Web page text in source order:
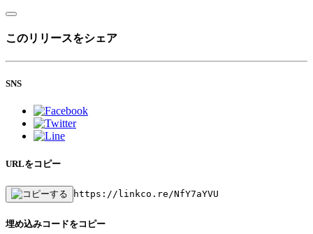
このリリースをシェア
SNS
URLをコピー
https://linkco.re/NfY7aYVU
埋め込みコードをコピー